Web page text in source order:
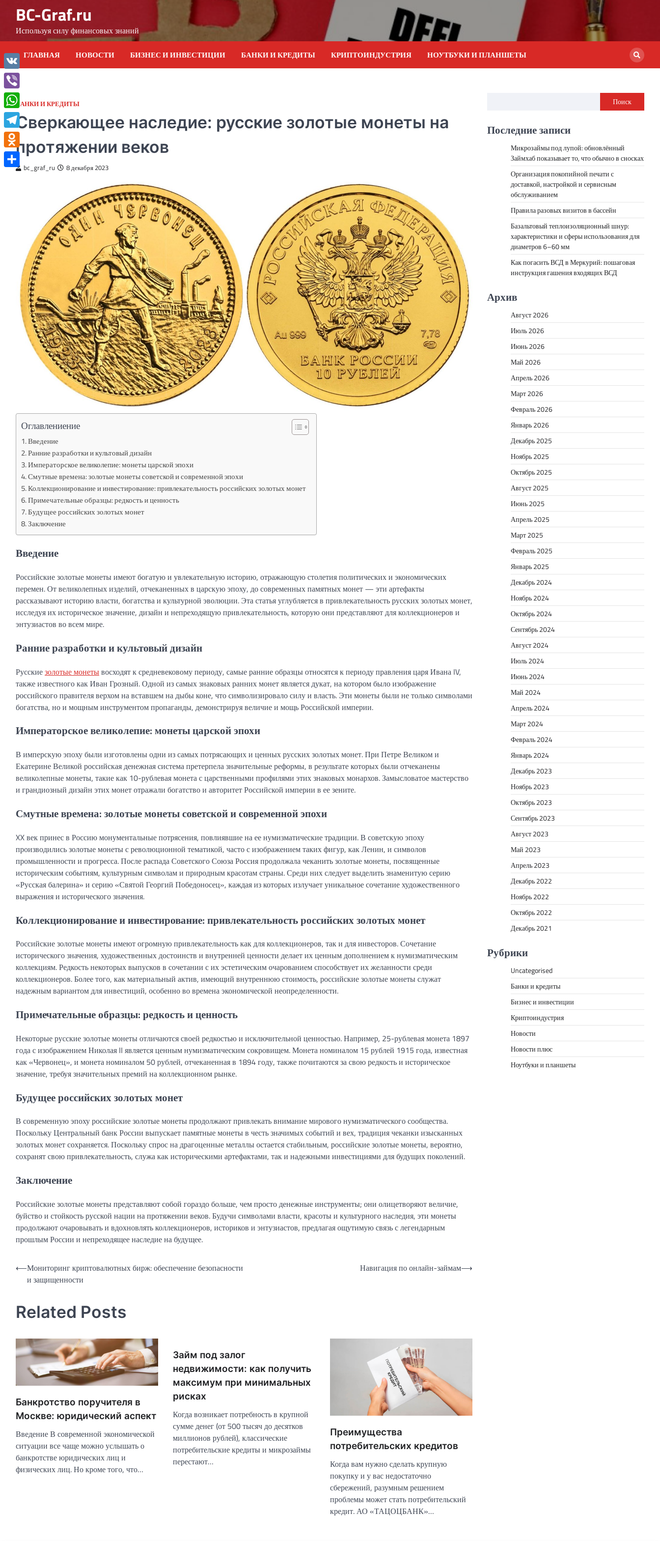
content
BC-Graf.ru
Используя силу финансовых знаний
ГЛАВНАЯ НОВОСТИ БИЗНЕС И ИНВЕСТИЦИИ БАНКИ И КРЕДИТЫ КРИПТОИНДУСТРИЯ НОУТБУКИ И ПЛАНШЕТЫ
БАНКИ И КРЕДИТЫ
Сверкающее наследие: русские золотые монеты на
протяжении веков
bc_graf_ru 8 декабря 2023
Оглавлениение
Введение
Ранние разработки и культовый дизайн
Императорское великолепие: монеты царской эпохи
Смутные времена: золотые монеты советской и современной эпохи
Коллекционирование и инвестирование: привлекательность российских золотых монет
Примечательные образцы: редкость и ценность
Будущее российских золотых монет
Заключение
Введение
Российские золотые монеты имеют богатую и увлекательную историю, отражающую столетия политических и экономических
перемен. От великолепных изделий, отчеканенных в царскую эпоху, до современных памятных монет — эти артефакты
рассказывают историю власти, богатства и культурной эволюции. Эта статья углубляется в привлекательность русских золотых монет,
исследуя их историческое значение, дизайн и непреходящую привлекательность, которую они представляют для коллекционеров и
энтузиастов во всем мире.
Ранние разработки и культовый дизайн
Русскиезолотые монетывосходят к средневековому периоду, самые ранние образцы относятся к периоду правления царя Ивана IV,
также известного как Иван Грозный. Одной из самых знаковых ранних монет является дукат, на котором было изображение
российского правителя верхом на вставшем на дыбы коне, что символизировало силу и власть. Эти монеты были не только символами
богатства, но и мощным инструментом пропаганды, демонстрируя величие и мощь Российской империи.
Императорское великолепие: монеты царской эпохи
В имперскую эпоху были изготовлены одни из самых потрясающих и ценных русских золотых монет. При Петре Великом и
Екатерине Великой российская денежная система претерпела значительные реформы, в результате которых были отчеканены
великолепные монеты, такие как 10-рублевая монета с царственными профилями этих знаковых монархов. Замысловатое мастерство
и грандиозный дизайн этих монет отражали богатство и авторитет Российской империи в ее зените.
Смутные времена: золотые монеты советской и современной эпохи
XX век принес в Россию монументальные потрясения, повлиявшие на ее нумизматические традиции. В советскую эпоху
производились золотые монеты с революционной тематикой, часто с изображением таких фигур, как Ленин, и символов
промышленности и прогресса. После распада Советского Союза Россия продолжала чеканить золотые монеты, посвященные
историческим событиям, культурным символам и природным красотам страны. Среди них следует выделить знаменитую серию
«Русская балерина» и серию «Святой Георгий Победоносец», каждая из которых излучает уникальное сочетание художественного
выражения и исторического значения.
Коллекционирование и инвестирование: привлекательность российских золотых монет
Российские золотые монеты имеют огромную привлекательность как для коллекционеров, так и для инвесторов. Сочетание
исторического значения, художественных достоинств и внутренней ценности делает их ценным дополнением к нумизматическим
коллекциям. Редкость некоторых выпусков в сочетании с их эстетическим очарованием способствует их желанности среди
коллекционеров. Более того, как материальный актив, имеющий внутреннюю стоимость, российские золотые монеты служат
надежным вариантом для инвестиций, особенно во времена экономической неопределенности.
Примечательные образцы: редкость и ценность
Некоторые русские золотые монеты отличаются своей редкостью и исключительной ценностью. Например, 25-рублевая монета 1897
года с изображением Николая II является ценным нумизматическим сокровищем. Монета номиналом 15 рублей 1915 года, известная
как «Червонец», и монета номиналом 50 рублей, отчеканенная в 1894 году, также почитаются за свою редкость и историческое
значение, требуя значительных премий на коллекционном рынке.
Будущее российских золотых монет
В современную эпоху российские золотые монеты продолжают привлекать внимание мирового нумизматического сообщества.
Поскольку Центральный банк России выпускает памятные монеты в честь значимых событий и вех, традиция чеканки изысканных
золотых монет сохраняется. Поскольку спрос на драгоценные металлы остается стабильным, российские золотые монеты, вероятно,
сохранят свою привлекательность, служа как историческими артефактами, так и надежными инвестициями для будущих поколений.
Заключение
Российские золотые монеты представляют собой гораздо больше, чем просто денежные инструменты; они олицетворяют величие,
буйство и стойкость русской нации на протяжении веков. Будучи символами власти, красоты и культурного наследия, эти монеты
продолжают очаровывать и вдохновлять коллекционеров, историков и энтузиастов, предлагая ощутимую связь с легендарным
прошлым России и непреходящее наследие на будущее.
Навигация
⟵Мониторинг криптовалютных бирж: обеспечение безопасности
и защищенности
Навигация по онлайн-займам⟶
Related Posts
Банкротство поручителя в
Москве: юридический аспект
Введение В современной экономической
ситуации все чаще можно услышать о
банкротстве юридических лиц и
физических лиц. Но кроме того, что…
Займ под залог
недвижимости: как получить
максимум при минимальных
рисках
Когда возникает потребность в крупной
сумме денег (от 500 тысяч до десятков
миллионов рублей), классические
потребительские кредиты и микрозаймы
перестают…
Преимущества
потребительских кредитов
Когда вам нужно сделать крупную
покупку и у вас недостаточно
сбережений, разумным решением
проблемы может стать потребительский
кредит. АО «ТАЦОЦБАНК»…
Поиск
Последние записи
Микрозаймы под лупой: обновлённый
Займхаб показывает то, что обычно в сносках
Организация покопийной печати с
доставкой, настройкой и сервисным
обслуживанием
Правила разовых визитов в бассейн
Базальтовый теплоизоляционный шнур:
характеристики и сферы использования для
диаметров 6–60 мм
Как погасить ВСД в Меркурий: пошаговая
инструкция гашения входящих ВСД
Архив
Август 2026
Июль 2026
Июнь 2026
Май 2026
Апрель 2026
Март 2026
Февраль 2026
Январь 2026
Декабрь 2025
Ноябрь 2025
Октябрь 2025
Август 2025
Июнь 2025
Апрель 2025
Март 2025
Февраль 2025
Январь 2025
Декабрь 2024
Ноябрь 2024
Октябрь 2024
Сентябрь 2024
Август 2024
Июль 2024
Июнь 2024
Май 2024
Апрель 2024
Март 2024
Февраль 2024
Январь 2024
Декабрь 2023
Ноябрь 2023
Октябрь 2023
Сентябрь 2023
Август 2023
Май 2023
Апрель 2023
Декабрь 2022
Ноябрь 2022
Октябрь 2022
Декабрь 2021
Рубрики
Uncategorised
Банки и кредиты
Бизнес и инвестиции
Криптоиндустрия
Новости
Новости плюс
Ноутбуки и планшеты
VK
Viber
WhatsApp
Telegram
Odnoklassniki
Отправить